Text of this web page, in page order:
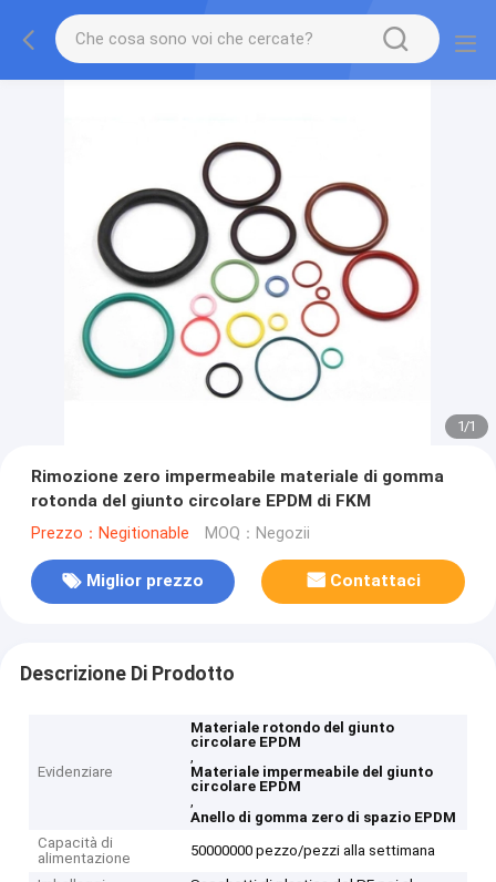
1/1
Rimozione zero impermeabile materiale di gomma
rotonda del giunto circolare EPDM di FKM
Prezzo：Negitionable MOQ：Negozii
Miglior prezzo Contattaci
Descrizione Di Prodotto
Evidenziare
Materiale rotondo del giunto
circolare EPDM
,
Materiale impermeabile del giunto
circolare EPDM
,
Anello di gomma zero di spazio EPDM
Capacità di
alimentazione
50000000 pezzo/pezzi alla settimana